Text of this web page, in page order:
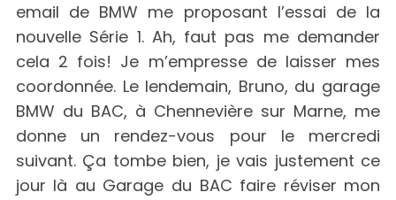
email de BMW me proposant l’essai de la
nouvelle Série 1. Ah, faut pas me demander
cela 2 fois! Je m’empresse de laisser mes
coordonnée. Le lendemain, Bruno, du garage
BMW du BAC, à Chennevière sur Marne, me
donne un rendez-vous pour le mercredi
suivant. Ça tombe bien, je vais justement ce
jour là au Garage du BAC faire réviser mon